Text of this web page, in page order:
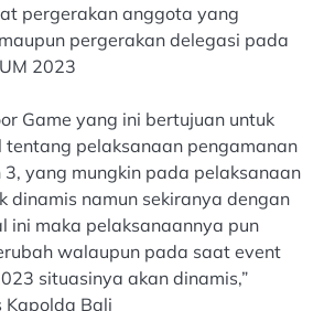
pergerakan anggota yang
pergerakan delegasi pada
2023
Game yang ini bertujuan untuk
tentang pelaksanaan pengamanan
3, yang mungkin pada pelaksanaan
dinamis namun sekiranya dengan
ini maka pelaksanaannya pun
walaupun pada saat event
situasinya akan dinamis,”
Kapolda Bali